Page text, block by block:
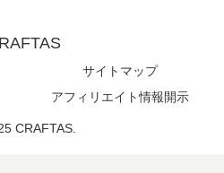
サイトマップ
アフィリエイト情報開示
CRAFTAS.